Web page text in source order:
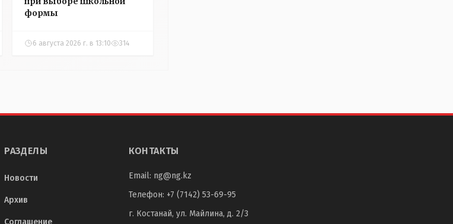
формы
6 августа 2026 г. в 13:10 314
РАЗДЕЛЫ
Новости
Архив
Соглашение
КОНТАКТЫ
Email: ng@ng.kz
Телефон: +7 (7142) 53-69-95
г. Костанай, ул. Майлина, д. 2/3